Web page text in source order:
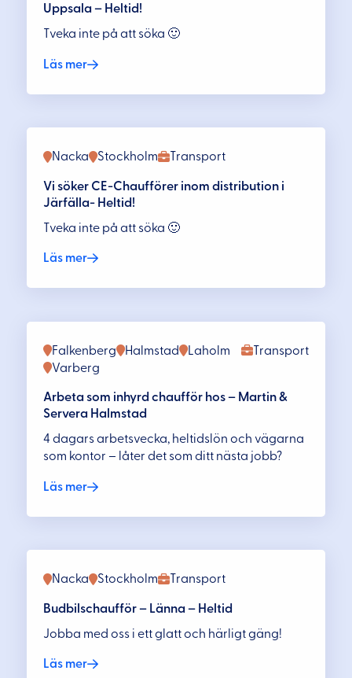
Uppsala – Heltid!
Tveka inte på att söka 🙂
Läs mer
Transport
Nacka Stockholm
Vi söker CE-Chaufförer inom distribution i
Järfälla- Heltid!
Tveka inte på att söka 🙂
Läs mer
Transport
Falkenberg Halmstad
Laholm
Varberg
Arbeta som inhyrd chaufför hos – Martin &
Servera Halmstad
4 dagars arbetsvecka, heltidslön och vägarna
som kontor – låter det som ditt nästa jobb?
Läs mer
Transport
Nacka Stockholm
Budbilschaufför – Länna – Heltid
Jobba med oss i ett glatt och härligt gäng!
Läs mer